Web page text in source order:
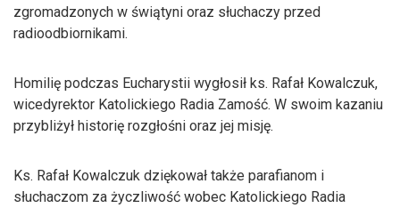
zgromadzonych w świątyni oraz słuchaczy przed
radioodbiornikami.
Homilię podczas Eucharystii wygłosił ks. Rafał Kowalczuk,
wicedyrektor Katolickiego Radia Zamość. W swoim kazaniu
przybliżył historię rozgłośni oraz jej misję.
Ks. Rafał Kowalczuk dziękował także parafianom i
słuchaczom za życzliwość wobec Katolickiego Radia